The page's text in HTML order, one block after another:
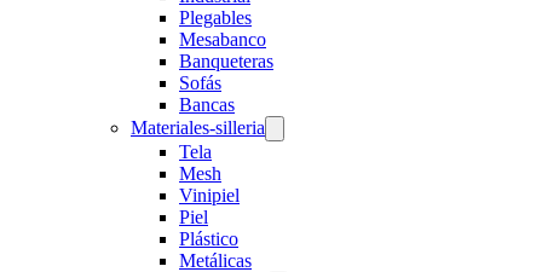
Plegables
Mesabanco
Banqueteras
Sofás
Bancas
Materiales-silleria
Tela
Mesh
Vinipiel
Piel
Plástico
Metálicas